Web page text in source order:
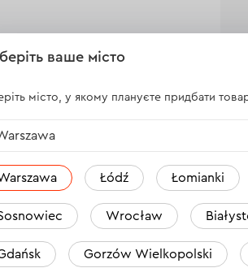
Dnipro-M KS-26T
ваше місто
місто, у якому плануєте придбати
Łódź Łomianki
Wrocław
Gorzów Wielkopolski